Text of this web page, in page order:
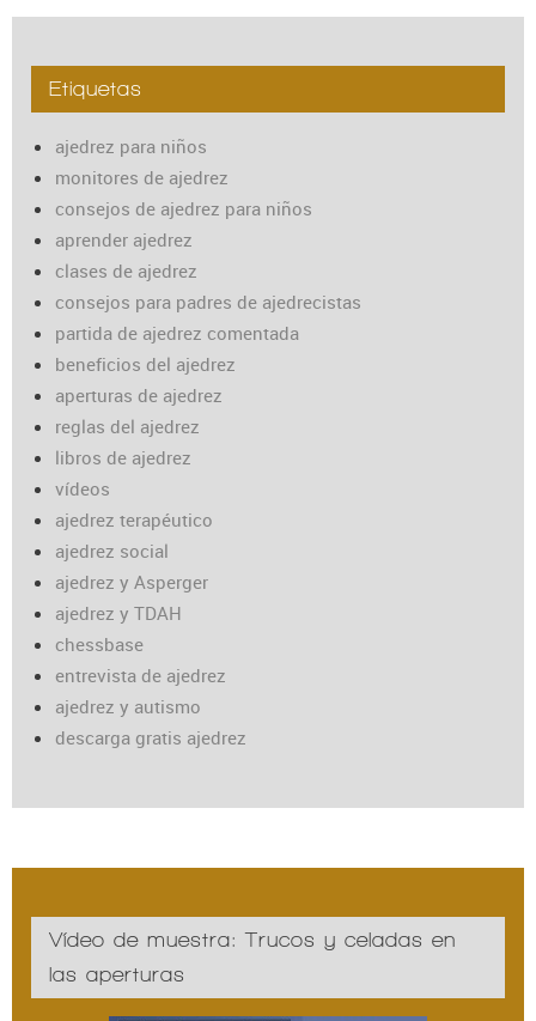
Etiquetas
ajedrez para niños
monitores de ajedrez
consejos de ajedrez para niños
aprender ajedrez
clases de ajedrez
consejos para padres de ajedrecistas
partida de ajedrez comentada
beneficios del ajedrez
aperturas de ajedrez
reglas del ajedrez
libros de ajedrez
vídeos
ajedrez terapéutico
ajedrez social
ajedrez y Asperger
ajedrez y TDAH
chessbase
entrevista de ajedrez
ajedrez y autismo
descarga gratis ajedrez
Vídeo de muestra: Trucos y celadas en
las aperturas